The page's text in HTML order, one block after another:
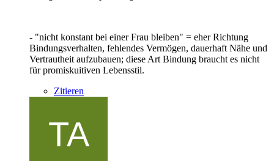
- "nicht konstant bei einer Frau bleiben" = eher Richtung
Bindungsverhalten, fehlendes Vermögen, dauerhaft Nähe und
Vertrautheit aufzubauen; diese Art Bindung braucht es nicht
für promiskuitiven Lebensstil.
Zitieren